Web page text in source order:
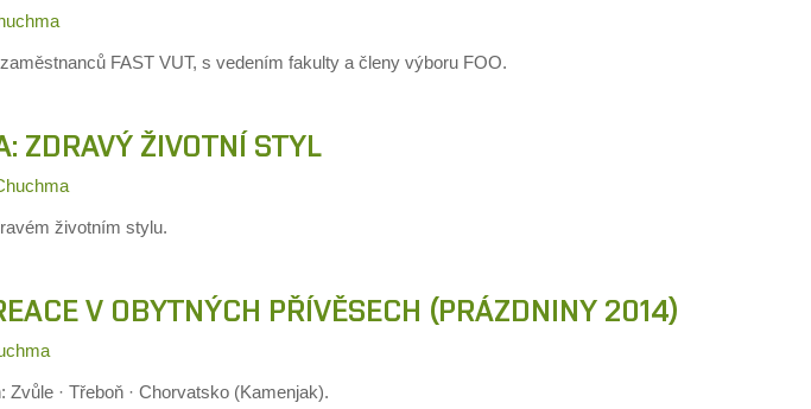
FAST VUT, s vedením fakulty a členy výboru FOO.
ZDRAVÝ ŽIVOTNÍ STYL
životním stylu.
V OBYTNÝCH PŘÍVĚSECH (PRÁZDNINY 2014)
· Třeboň · Chorvatsko (Kamenjak).